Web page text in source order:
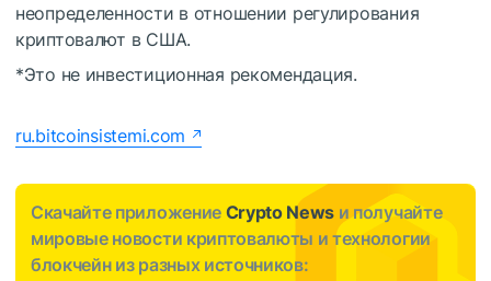
неопределенности в отношении регулирования
криптовалют в США.
*Это не инвестиционная рекомендация.
ru.bitcoinsistemi.com
Скачайте приложение Crypto News и получайте
мировые новости криптовалюты и технологии
блокчейн из разных источников: